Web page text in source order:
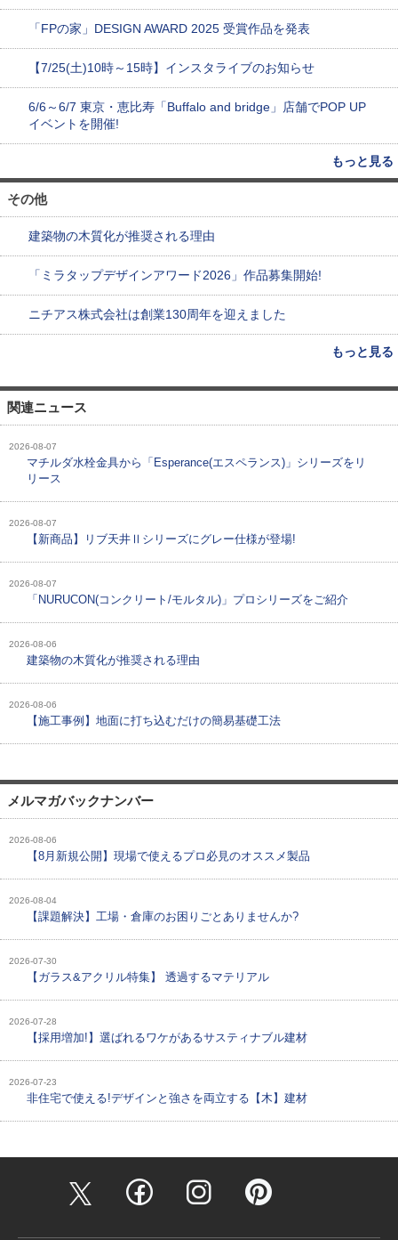
「FPの家」DESIGN AWARD 2025 受賞作品を発表
【7/25(土)10時～15時】インスタライブのお知らせ
6/6～6/7 東京・恵比寿「Buffalo and bridge」店舗でPOP UP
イベントを開催!
もっと見る
その他
建築物の木質化が推奨される理由
「ミラタップデザインアワード2026」作品募集開始!
ニチアス株式会社は創業130周年を迎えました
もっと見る
関連ニュース
2026-08-07
マチルダ水栓金具から「Esperance(エスペランス)」シリーズをリ
リース
2026-08-07
【新商品】リブ天井Ⅱシリーズにグレー仕様が登場!
2026-08-07
「NURUCON(コンクリート/モルタル)」プロシリーズをご紹介
2026-08-06
建築物の木質化が推奨される理由
2026-08-06
【施工事例】地面に打ち込むだけの簡易基礎工法
メルマガバックナンバー
2026-08-06
【8月新規公開】現場で使えるプロ必見のオススメ製品
2026-08-04
【課題解決】工場・倉庫のお困りごとありませんか?
2026-07-30
【ガラス&アクリル特集】 透過するマテリアル
2026-07-28
【採用増加!】選ばれるワケがあるサスティナブル建材
2026-07-23
非住宅で使える!デザインと強さを両立する【木】建材